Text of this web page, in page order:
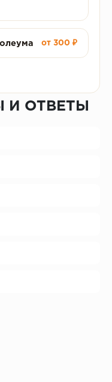
от 300 ₽
И ОТВЕТЫ